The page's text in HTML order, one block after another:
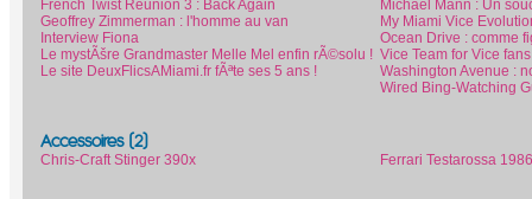
French Twist Reunion 3 : Back Again
Geoffrey Zimmerman : l'homme au van
Interview Fiona
Le mystÃšre Grandmaster Melle Mel enfin rÃ©solu !
Le site DeuxFlicsAMiami.fr fÃªte ses 5 ans !
Michael Mann : Un
My Miami Vice
Ocean Drive : comme
Vice Team for Vice fans
Washington Avenue :
Wired Bing-Watching
Accessoires (2)
Chris-Craft Stinger 390x Ferrari Testarossa 1986